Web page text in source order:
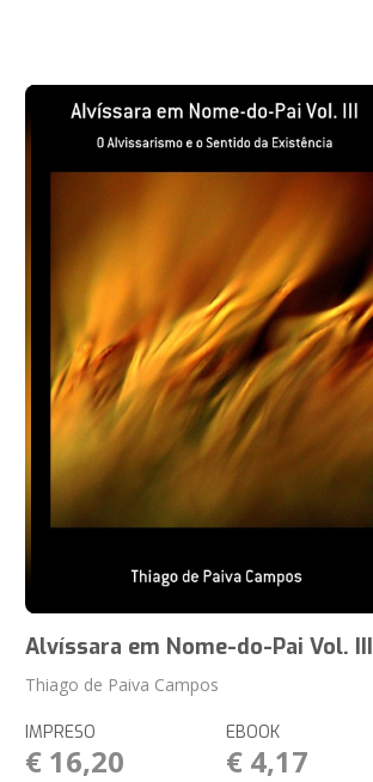
Alvíssara em Nome-do-Pai Vol. III
Thiago de Paiva Campos
IMPRESO
€ 16,20
EBOOK
€ 4,17